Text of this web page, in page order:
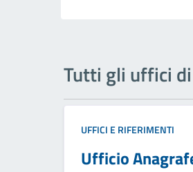
Tutti gli uffici
UFFICI E RIFERIMENTI
Ufficio